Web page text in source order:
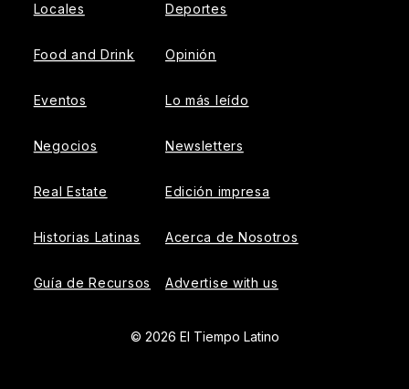
Locales
Food and Drink
Eventos
Negocios
Real Estate
Historias Latinas
Guía de Recursos
Deportes
Opinión
Lo más leído
Newsletters
Edición impresa
Acerca de Nosotros
Advertise with us
© 2026 El Tiempo Latino